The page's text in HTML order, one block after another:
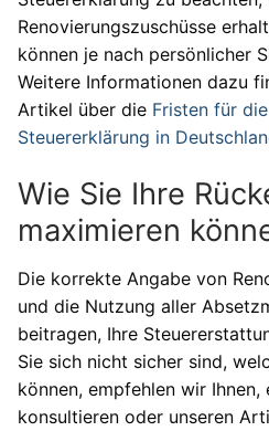
Renovierungszuschüsse
können je nach persönlicher
Weitere Informationen dazu
Artikel über die Fristen für
Steuererklärung in
Wie Sie Ihre
maximieren
Die korrekte Angabe von
und die Nutzung aller
beitragen, Ihre
Sie sich nicht sicher sind,
können, empfehlen wir
konsultieren oder unseren